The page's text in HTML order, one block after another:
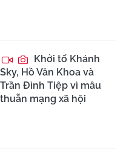
Khởi tố Khánh
Sky, Hồ Văn Khoa và
Trần Đình Tiệp vì mâu
thuẫn mạng xã hội